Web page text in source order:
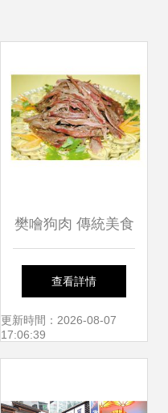
樊噲狗肉 傳統美食
的現代加盟之路
查看詳情
更新時間：2026-08-07
17:06:39